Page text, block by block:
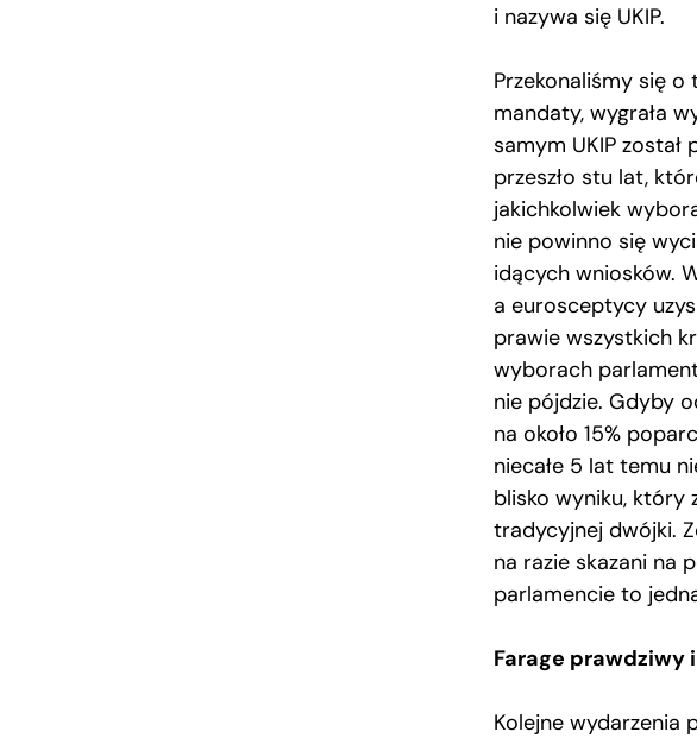
i nazywa się UKIP.
Przekonaliśmy się
mandaty, wygrała
samym UKIP
przeszło stu lat,
jakichkolwiek
nie powinno się
idących wniosków.
a eurosceptycy
prawie wszystkich
wyborach
nie pójdzie. Gdyby
na około 15%
niecałe 5 lat temu
blisko wyniku, który
tradycyjnej dwójki.
na razie skazani na
parlamencie to
Farage prawdziwy
Kolejne wydarzenia